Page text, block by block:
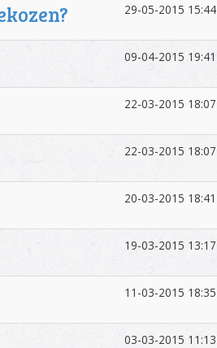
29-05-2015 15:44
09-04-2015 19:41
22-03-2015 18:07
22-03-2015 18:07
20-03-2015 18:41
19-03-2015 13:17
11-03-2015 18:35
03-03-2015 11:13